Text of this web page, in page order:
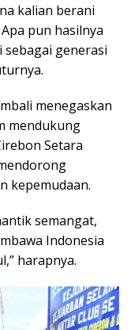
kalian berani
pun hasilnya
generasi
menegaskan
mendukung
Setara
kepemudaan.
semangat,
Indonesia
harapnya.